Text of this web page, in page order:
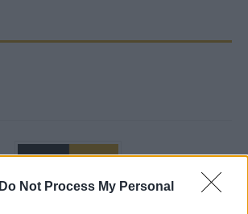
Do Not Process My Personal